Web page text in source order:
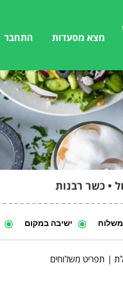
מצא מסעדות התחבר
משלוח ישיבה במקום